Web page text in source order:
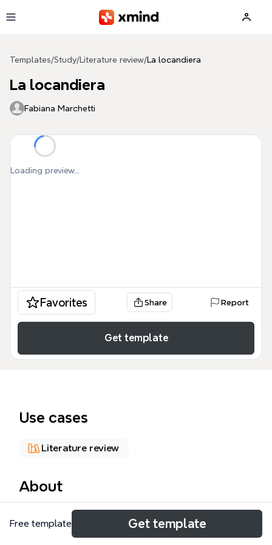
Templates/Study/ Literature review/La locandiera
La locandiera
Fabiana Marchetti
Loading preview...
Favorites Share Report
Get template
Use cases
Literature review
About
La locandiera mind map è uno strumento didattico
completo per analizzare la celebre commedia di
Free template Get template